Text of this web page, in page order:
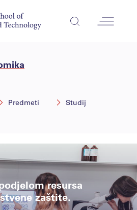
Predmeti Studij
resursa
zaštite.